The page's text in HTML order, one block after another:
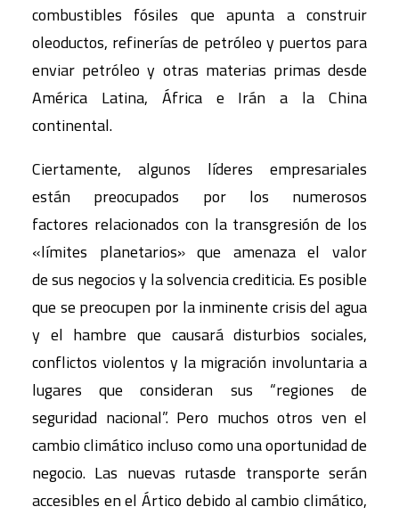
combustibles fósiles que apunta a construir
oleoductos, refinerías de petróleo y puertos para
enviar petróleo y otras materias primas desde
América Latina, África e Irán a la China
continental.
Ciertamente, algunos líderes empresariales
están preocupados por los numerosos
factores relacionados con la transgresión de los
«límites planetarios» que amenaza el valor
de sus negocios y la solvencia crediticia. Es posible
que se preocupen por la inminente crisis del agua
y el hambre que causará disturbios sociales,
conflictos violentos y la migración involuntaria a
lugares que consideran sus “regiones de
seguridad nacional”. Pero muchos otros ven el
cambio climático incluso como una oportunidad de
negocio. Las nuevas rutasde transporte serán
accesibles en el Ártico debido al cambio climático,